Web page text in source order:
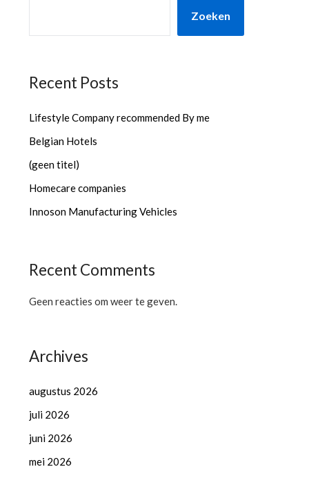
Zoeken
Recent Posts
Lifestyle Company recommended By me
Belgian Hotels
(geen titel)
Homecare companies
Innoson Manufacturing Vehicles
Recent Comments
Geen reacties om weer te geven.
Archives
augustus 2026
juli 2026
juni 2026
mei 2026